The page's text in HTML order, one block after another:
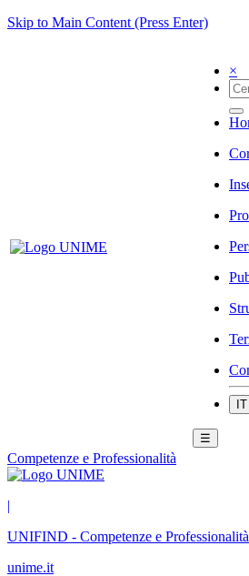
Skip to Main Content (Press Enter)
×
IT
☰
Competenze e Professionalità
|
UNIFIND - Competenze e Professionalità
unime.it